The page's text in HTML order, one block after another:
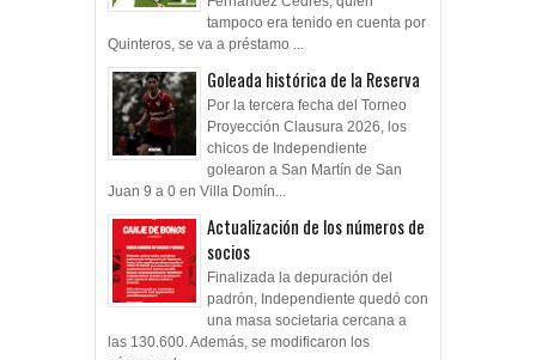
tampoco era tenido en cuenta por
Quinteros, se va a préstamo ...
Goleada histórica de la Reserva
Por la tercera fecha del Torneo
Proyección Clausura 2026, los
chicos de Independiente
golearon a San Martín de San
Juan 9 a 0 en Villa Domín...
Actualización de los números de
socios
Finalizada la depuración del
padrón, Independiente quedó con
una masa societaria cercana a
las 130.600. Además, se modificaron los